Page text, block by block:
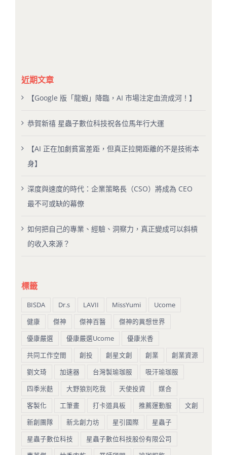
近期文章
【Google 版「龍蝦」降臨，AI 市場注定血流成河！】
恭賀新禧 星蟲子數位科技祝各位馬年行大運
【AI 正在加劇貧富差距，但真正拉開距離的不是技術本
身】
深度與速度的時代：企業策略長（CSO）將成為 CEO
最不可或缺的幕僚
如何把自己的專業、經驗、洞察力，真正變成可以斜槓
的收入來源？
標籤
BISDA Dr.s LAVII MissYumi
Ucome
健康
傑神 傑神百醫
傑神的異想世界
優康嚴選
優康嚴選Ucome
優康米香
共同工作空間
創投 創星文創 創業
創業資源
劉文琦
加速器 台灣製瑜珈服
吸汗瑜珈服
四季米麩
大野狼別吃我 天使投資
媒合
客製化
工筆畫 打卡道具板 推薦運動服
文創
新創團隊
新北創力坊 星引國際
星蟲子
星蟲子數位科技
星蟲子數位科技股份有限公司